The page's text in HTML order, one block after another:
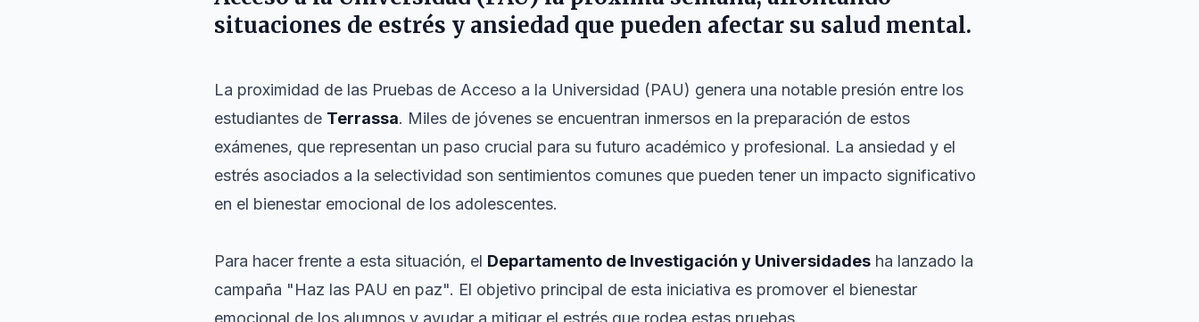
situaciones de estrés y ansiedad que pueden afectar su salud mental.
La proximidad de las Pruebas de Acceso a la Universidad (PAU) genera una notable presión entre los
estudiantes de Terrassa. Miles de jóvenes se encuentran inmersos en la preparación de estos
exámenes, que representan un paso crucial para su futuro académico y profesional. La ansiedad y el
estrés asociados a la selectividad son sentimientos comunes que pueden tener un impacto significativo
en el bienestar emocional de los adolescentes.
Para hacer frente a esta situación, el Departamento de Investigación y Universidades ha lanzado la
campaña "Haz las PAU en paz". El objetivo principal de esta iniciativa es promover el bienestar
emocional de los alumnos y ayudar a mitigar el estrés que rodea estas pruebas.